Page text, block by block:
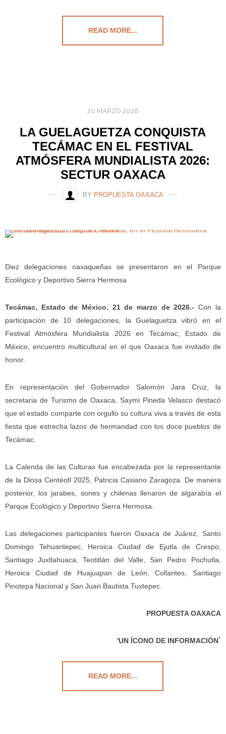
READ MORE...
20 MARZO 2026
LA GUELAGUETZA CONQUISTA
TECÁMAC EN EL FESTIVAL
ATMÓSFERA MUNDIALISTA 2026:
SECTUR OAXACA
BY PROPUESTA OAXACA
Diez delegaciones oaxaqueñas se presentaron en el Parque
Ecológico y Deportivo Sierra Hermosa
Tecámac, Estado de México. 21 de marzo de 2026.- Con la
participación de 10 delegaciones, la Guelaguetza vibró en el
Festival Atmósfera Mundialista 2026 en Tecámac, Estado de
México, encuentro multicultural en el que Oaxaca fue invitado de
honor.
En representación del Gobernador Salomón Jara Cruz, la
secretaria de Turismo de Oaxaca, Saymi Pineda Velasco destacó
que el estado comparte con orgullo su cultura viva a través de esta
fiesta que estrecha lazos de hermandad con los doce pueblos de
Tecámac.
La Calenda de las Culturas fue encabezada por la representante
de la Diosa Centéotl 2025, Patricia Casiano Zaragoza. De manera
posterior, los jarabes, sones y chilenas llenaron de algarabía el
Parque Ecológico y Deportivo Sierra Hermosa.
Las delegaciones participantes fueron Oaxaca de Juárez, Santo
Domingo Tehuantepec, Heroica Ciudad de Ejutla de Crespo,
Santiago Juxtlahuaca, Teotitlán del Valle, San Pedro Pochutla,
Heroica Ciudad de Huajuapan de León, Collantes, Santiago
Pinotepa Nacional y San Juan Bautista Tuxtepec.
PROPUESTA OAXACA
'UN ÍCONO DE INFORMACIÓN´
READ MORE...